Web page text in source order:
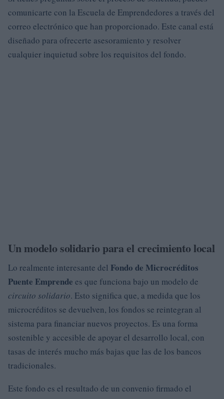
comunicarte con la Escuela de Emprendedores a través del
correo electrónico que han proporcionado. Este canal está
diseñado para ofrecerte asesoramiento y resolver
cualquier inquietud sobre los requisitos del fondo.
Un modelo solidario para el crecimiento local
Lo realmente interesante del Fondo de Microcréditos
Puente Emprende es que funciona bajo un modelo de
circuito solidario. Esto significa que, a medida que los
microcréditos se devuelven, los fondos se reintegran al
sistema para financiar nuevos proyectos. Es una forma
sostenible y accesible de apoyar el desarrollo local, con
tasas de interés mucho más bajas que las de los bancos
tradicionales.
Este fondo es el resultado de un convenio firmado el